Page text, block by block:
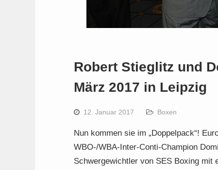
Robert Stieglitz und
März 2017 in Leipzig
12. Januar 2017 Boxen
Nun kommen sie im „Doppelpack“!
WBO-/WBA-Inter-Conti-Champion
Schwergewichtler von SES Boxing mit